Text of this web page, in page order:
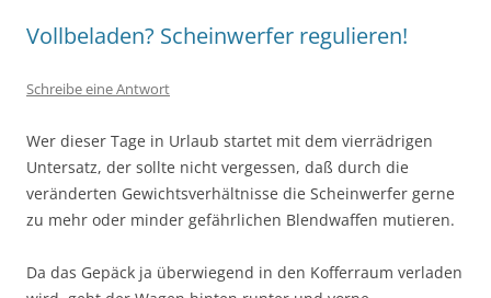
Vollbeladen? Scheinwerfer regulieren!
Schreibe eine Antwort
Wer dieser Tage in Urlaub startet mit dem vierrädrigen
Untersatz, der sollte nicht vergessen, daß durch die
veränderten Gewichtsverhältnisse die Scheinwerfer gerne
zu mehr oder minder gefährlichen Blendwaffen mutieren.
Da das Gepäck ja überwiegend in den Kofferraum verladen